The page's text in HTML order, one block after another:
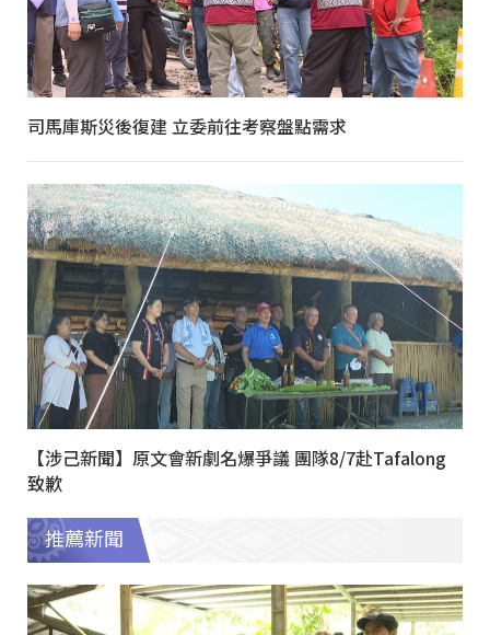
司馬庫斯災後復建 立委前往考察盤點需求
【涉己新聞】原文會新劇名爆爭議 團隊8/7赴Tafalong
致歉
推薦新聞